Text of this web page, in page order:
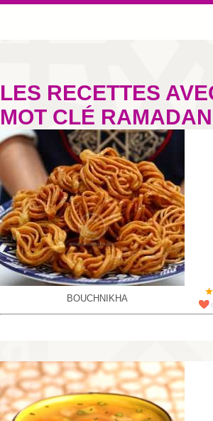
LES RECETTES
MOT CLÉ RAMADAN
BOUCHNIKHA